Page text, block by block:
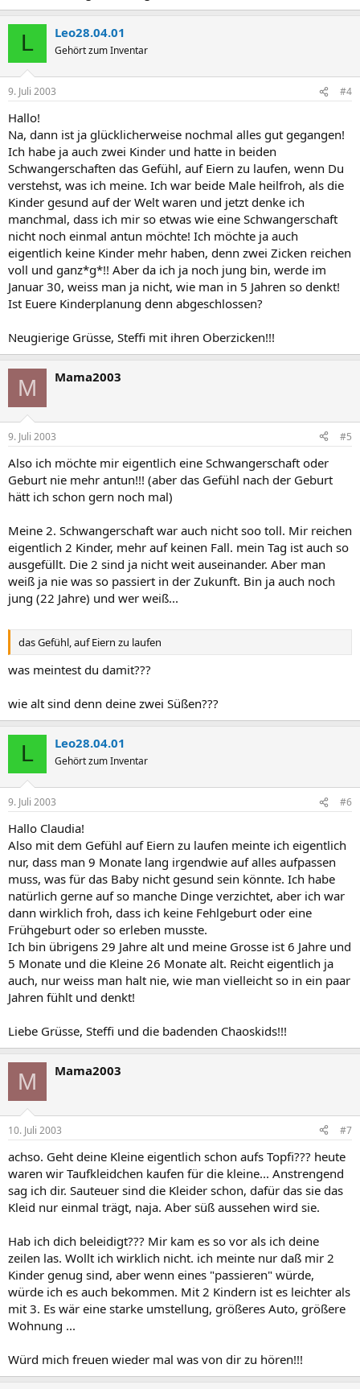
L Leo28.04.01
Gehört zum Inventar
9. Juli 2003 #4
Hallo!
Na, dann ist ja glücklicherweise nochmal alles gut gegangen!
Ich habe ja auch zwei Kinder und hatte in beiden
Schwangerschaften das Gefühl, auf Eiern zu laufen, wenn Du
verstehst, was ich meine. Ich war beide Male heilfroh, als die
Kinder gesund auf der Welt waren und jetzt denke ich
manchmal, dass ich mir so etwas wie eine Schwangerschaft
nicht noch einmal antun möchte! Ich möchte ja auch
eigentlich keine Kinder mehr haben, denn zwei Zicken reichen
voll und ganz*g*!! Aber da ich ja noch jung bin, werde im
Januar 30, weiss man ja nicht, wie man in 5 Jahren so denkt!
Ist Euere Kinderplanung denn abgeschlossen?
Neugierige Grüsse, Steffi mit ihren Oberzicken!!!
M Mama2003
9. Juli 2003 #5
Also ich möchte mir eigentlich eine Schwangerschaft oder
Geburt nie mehr antun!!! (aber das Gefühl nach der Geburt
hätt ich schon gern noch mal)
Meine 2. Schwangerschaft war auch nicht soo toll. Mir reichen
eigentlich 2 Kinder, mehr auf keinen Fall. mein Tag ist auch so
ausgefüllt. Die 2 sind ja nicht weit auseinander. Aber man
weiß ja nie was so passiert in der Zukunft. Bin ja auch noch
jung (22 Jahre) und wer weiß...
das Gefühl, auf Eiern zu laufen
was meintest du damit???
wie alt sind denn deine zwei Süßen???
L Leo28.04.01
Gehört zum Inventar
9. Juli 2003 #6
Hallo Claudia!
Also mit dem Gefühl auf Eiern zu laufen meinte ich eigentlich
nur, dass man 9 Monate lang irgendwie auf alles aufpassen
muss, was für das Baby nicht gesund sein könnte. Ich habe
natürlich gerne auf so manche Dinge verzichtet, aber ich war
dann wirklich froh, dass ich keine Fehlgeburt oder eine
Frühgeburt oder so erleben musste.
Ich bin übrigens 29 Jahre alt und meine Grosse ist 6 Jahre und
5 Monate und die Kleine 26 Monate alt. Reicht eigentlich ja
auch, nur weiss man halt nie, wie man vielleicht so in ein paar
Jahren fühlt und denkt!
Liebe Grüsse, Steffi und die badenden Chaoskids!!!
M Mama2003
10. Juli 2003 #7
achso. Geht deine Kleine eigentlich schon aufs Topfi??? heute
waren wir Taufkleidchen kaufen für die kleine... Anstrengend
sag ich dir. Sauteuer sind die Kleider schon, dafür das sie das
Kleid nur einmal trägt, naja. Aber süß aussehen wird sie.
Hab ich dich beleidigt??? Mir kam es so vor als ich deine
zeilen las. Wollt ich wirklich nicht. ich meinte nur daß mir 2
Kinder genug sind, aber wenn eines "passieren" würde,
würde ich es auch bekommen. Mit 2 Kindern ist es leichter als
mit 3. Es wär eine starke umstellung, größeres Auto, größere
Wohnung ...
Würd mich freuen wieder mal was von dir zu hören!!!